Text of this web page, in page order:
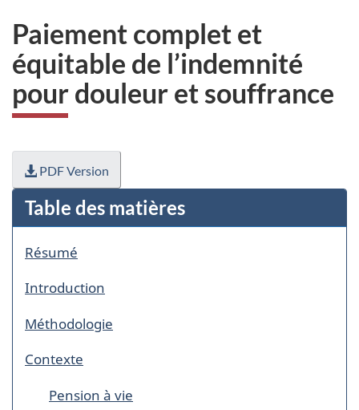
Paiement complet et
équitable de l’indemnité
pour douleur et souffrance
PDF Version
Table des matières
Résumé
Introduction
Méthodologie
Contexte
Pension à vie